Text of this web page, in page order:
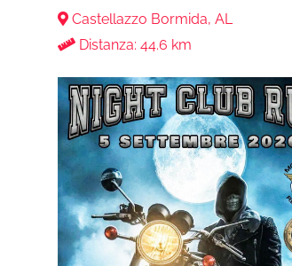
Castellazzo Bormida, AL
Distanza: 44.6 km